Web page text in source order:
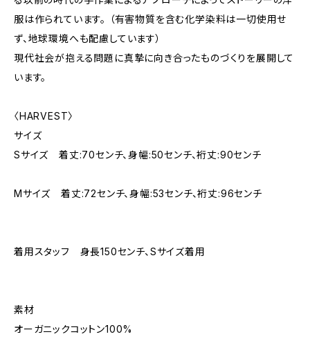
服は作られています。 （有害物質を含む化学染料は一切使用せ
ず、地球環境へも配慮しています）
現代社会が抱える問題に真摯に向き合ったものづくりを展開して
います。
〈HARVEST〉
サイズ
Sサイズ 着丈:70センチ、身幅:50センチ、裄丈:90センチ
Mサイズ 着丈:72センチ、身幅:53センチ、裄丈:96センチ
着用スタッフ 身長150センチ、Sサイズ着用
素材
オーガニックコットン100%